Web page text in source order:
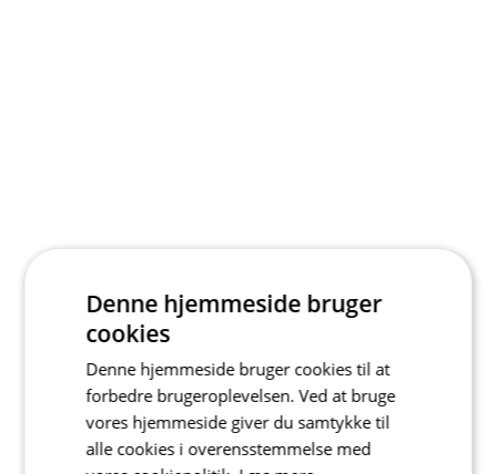
Denne hjemmeside bruger
cookies
Denne hjemmeside bruger cookies til at
forbedre brugeroplevelsen. Ved at bruge
vores hjemmeside giver du samtykke til
alle cookies i overensstemmelse med